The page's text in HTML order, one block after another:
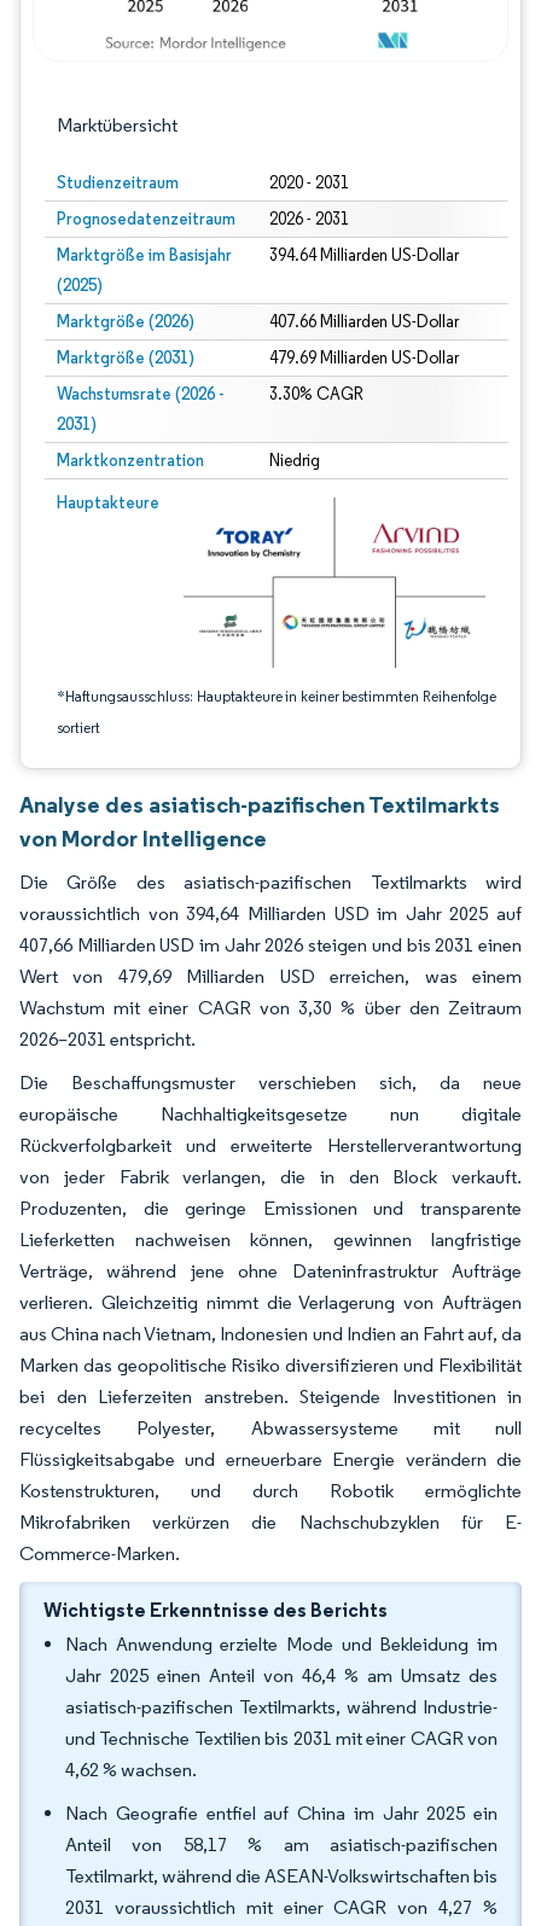
Marktübersicht
Studienzeitraum 2020 - 2031
Prognosedatenzeitraum 2026 - 2031
Marktgröße im Basisjahr
(2025)
394.64 Milliarden US-Dollar
Marktgröße (2026) 407.66 Milliarden US-Dollar
Marktgröße (2031) 479.69 Milliarden US-Dollar
Wachstumsrate (2026 -
2031)
3.30% CAGR
Marktkonzentration Niedrig
Hauptakteure
*Haftungsausschluss: Hauptakteure in keiner bestimmten Reihenfolge
sortiert
Bild © Mordor Intelligence. Wiederverwendung erfordert Namensnennung
Analyse des asiatisch-pazifischen Textilmarkts
von Mordor Intelligence
Die Größe des asiatisch-pazifischen Textilmarkts wird
voraussichtlich von 394,64 Milliarden USD im Jahr 2025 auf
407,66 Milliarden USD im Jahr 2026 steigen und bis 2031 einen
Wert von 479,69 Milliarden USD erreichen, was einem
Wachstum mit einer CAGR von 3,30 % über den Zeitraum
2026–2031 entspricht.
Die Beschaffungsmuster verschieben sich, da neue
europäische Nachhaltigkeitsgesetze nun digitale
Rückverfolgbarkeit und erweiterte Herstellerverantwortung
von jeder Fabrik verlangen, die in den Block verkauft.
Produzenten, die geringe Emissionen und transparente
Lieferketten nachweisen können, gewinnen langfristige
Verträge, während jene ohne Dateninfrastruktur Aufträge
verlieren. Gleichzeitig nimmt die Verlagerung von Aufträgen
aus China nach Vietnam, Indonesien und Indien an Fahrt auf, da
Marken das geopolitische Risiko diversifizieren und Flexibilität
bei den Lieferzeiten anstreben. Steigende Investitionen in
recyceltes Polyester, Abwassersysteme mit null
Flüssigkeitsabgabe und erneuerbare Energie verändern die
Kostenstrukturen, und durch Robotik ermöglichte
Mikrofabriken verkürzen die Nachschubzyklen für E-
Commerce-Marken.
Wichtigste Erkenntnisse des Berichts
Nach Anwendung erzielte Mode und Bekleidung im
Jahr 2025 einen Anteil von 46,4 % am Umsatz des
asiatisch-pazifischen Textilmarkts, während Industrie-
und Technische Textilien bis 2031 mit einer CAGR von
4,62 % wachsen.
Nach Geografie entfiel auf China im Jahr 2025 ein
Anteil von 58,17 % am asiatisch-pazifischen
Textilmarkt, während die ASEAN-Volkswirtschaften bis
2031 voraussichtlich mit einer CAGR von 4,27 %